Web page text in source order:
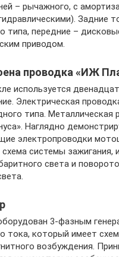
– рычажного, с
Задние
типа, передние –
приводом.
проводка «ИЖ
используется
Электрическая
типа. Металлическая
Наглядно
электропроводки
системы зажигания,
света и
3-фазным
тока, который имеет
возбуждения.